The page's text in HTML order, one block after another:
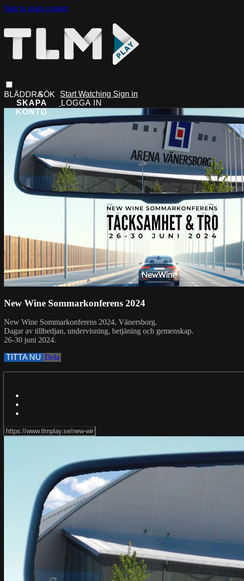
Skip to main content
Start Watching Sign in
New Wine Sommarkonferens 2024
New Wine Sommarkonferens 2024, Vänersborg.
Dagar av tillbedjan, undervisning, betjäning och gemenskap.
26-30 juni 2024.